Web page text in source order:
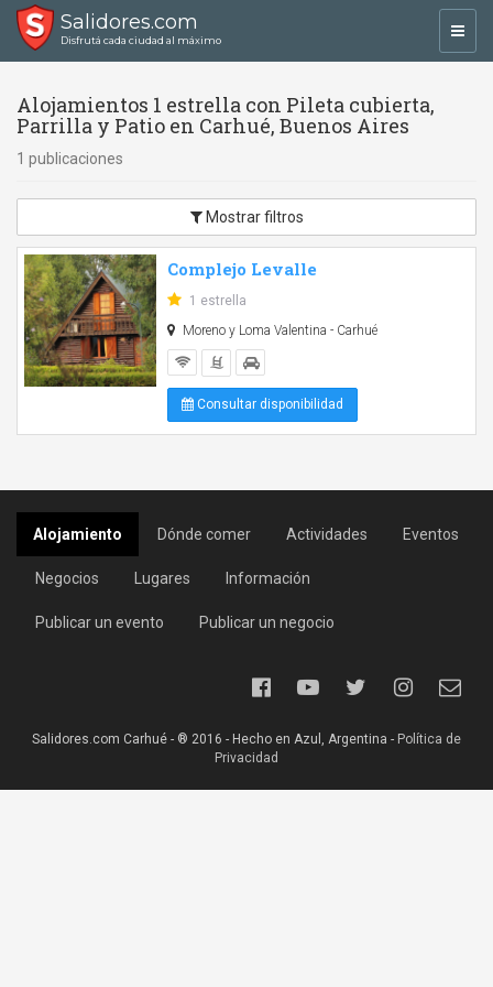
Salidores.com
Disfrutá cada ciudad al máximo
Alojamientos 1 estrella con Pileta cubierta,
Parrilla y Patio en Carhué, Buenos Aires
1 publicaciones
Mostrar filtros
Complejo Levalle
1 estrella
Moreno y Loma Valentina - Carhué
Consultar disponibilidad
Alojamiento Dónde comer Actividades Eventos
Negocios Lugares Información
Publicar un evento Publicar un negocio
Salidores.com Carhué - ® 2016 - Hecho en Azul, Argentina - Política de
Privacidad